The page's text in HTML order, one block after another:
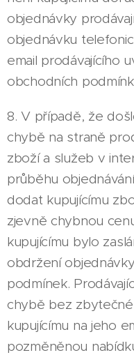
objednávky
objednávku
email prodávajícího
obchodních
8. V případě, že
chybě na straně
zboží a služeb v
průběhu
dodat kupujícímu
zjevně chybnou
kupujícímu bylo
obdržení
podmínek.
chybě bez
kupujícímu na jeho
pozměněnou